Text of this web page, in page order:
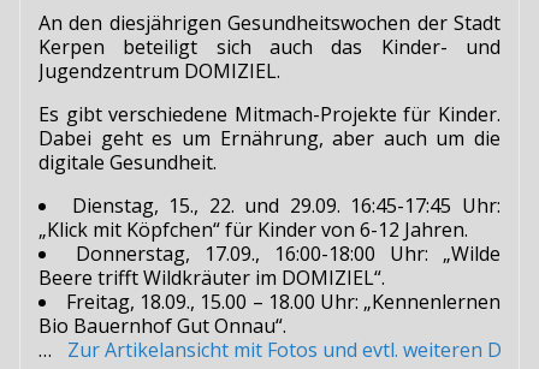
An den diesjährigen Gesundheitswochen der Stadt
Kerpen beteiligt sich auch das Kinder- und
Jugendzentrum DOMIZIEL.
Es gibt verschiedene Mitmach-Projekte für Kinder.
Dabei geht es um Ernährung, aber auch um die
digitale Gesundheit.
Dienstag, 15., 22. und 29.09. 16:45-17:45 Uhr:
„Klick mit Köpfchen“ für Kinder von 6-12 Jahren.
Donnerstag, 17.09., 16:00-18:00 Uhr: „Wilde
Beere trifft Wildkräuter im DOMIZIEL“.
Freitag, 18.09., 15.00 – 18.00 Uhr: „Kennenlernen
Bio Bauernhof Gut Onnau“.
…Zur Artikelansicht mit Fotos und evtl. weiteren